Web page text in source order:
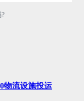
物流设施投运